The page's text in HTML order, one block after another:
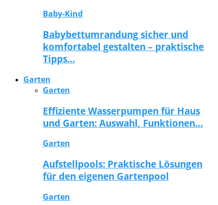
Baby-Kind
Babybettumrandung sicher und
komfortabel gestalten – praktische
Tipps…
Garten
Garten
Effiziente Wasserpumpen für Haus
und Garten: Auswahl, Funktionen…
Garten
Aufstellpools: Praktische Lösungen
für den eigenen Gartenpool
Garten